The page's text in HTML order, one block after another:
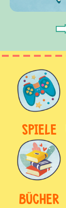
SPIELE
BÜCHER